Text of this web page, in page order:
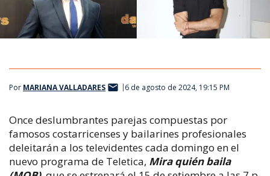
Por MARIANA VALLADARES 6 de agosto de 2024, 19:15 PM
Once deslumbrantes parejas compuestas por
famosos costarricenses y bailarines profesionales
deleitarán a los televidentes cada domingo en el
nuevo programa de Teletica, Mira quién baila